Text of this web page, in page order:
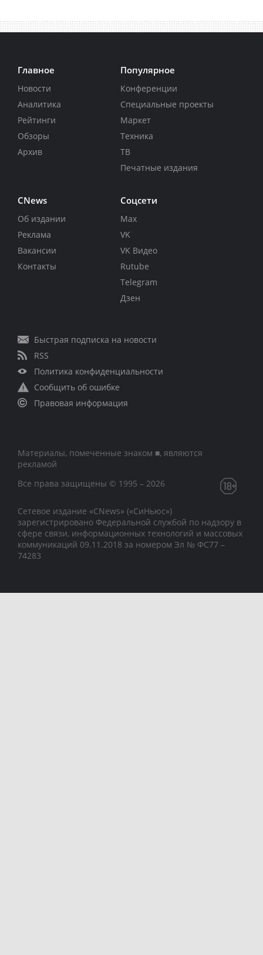
Главное
Новости
Аналитика
Рейтинги
Обзоры
Архив
Популярное
Конференции
Специальные проекты
Маркет
Техника
ТВ
Печатные издания
CNews
Об издании
Реклама
Вакансии
Контакты
Соцсети
Max
VK
VK Видео
Rutube
Telegram
Дзен
Быстрая подписка на новости
RSS
Политика конфиденциальности
Сообщить об ошибке
Правовая информация
Материалы, помеченные знаком ■, являются
рекламой
Все права защищены © 1995 – 2026
Сетевое издание «CNews» («СиНьюс»)
зарегистрировано Федеральной службой по надзору в
сфере связи, информационных технологий и массовых
коммуникаций 09.11.2018 за номером Эл № ФС77 –
74283